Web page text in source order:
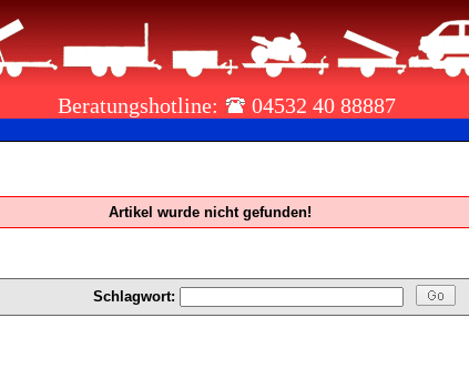
Beratungshotline: 04532 40 88887
Artikel wurde nicht gefunden!
Schlagwort: